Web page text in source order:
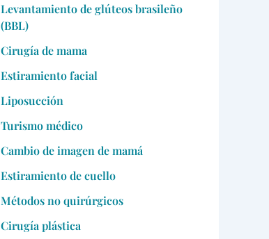
Levantamiento de glúteos brasileño
(BBL)
Cirugía de mama
Estiramiento facial
Liposucción
Turismo médico
Cambio de imagen de mamá
Estiramiento de cuello
Métodos no quirúrgicos
Cirugía plástica